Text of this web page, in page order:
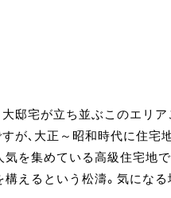
宅が立ち並ぶこのエリア
が、大正～昭和時代に住
を集めている高級住宅地で
えるという松濤。気にな